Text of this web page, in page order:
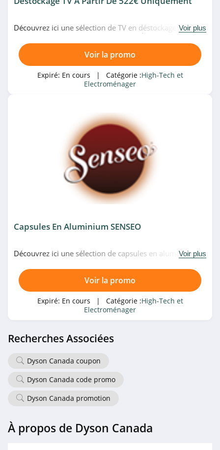
Tout pour Phone
4.6
Cdiscount
Asgoodasnew
DeinDesign
Hostinger
Hubside Store
4.7
Samsung Canada
Découvrez ici une sélection de TV en déstockage dèsVoir plus
Voir la promo
Expiré: En cours | Catégorie :High-Tech et
Electroménager
Capsules En Aluminium SENSEO
Découvrez ici une sélection de capsules en aluminium
Voir plus
Voir la promo
Expiré: En cours | Catégorie :High-Tech et
Electroménager
Recherches Associées
Dyson Canada coupon
Dyson Canada code promo
Dyson Canada promotion
À propos de Dyson Canada